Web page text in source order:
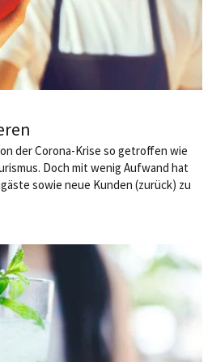
der Corona-Krise so getroffen wie
Doch mit wenig Aufwand hat
sowie neue Kunden (zurück) zu